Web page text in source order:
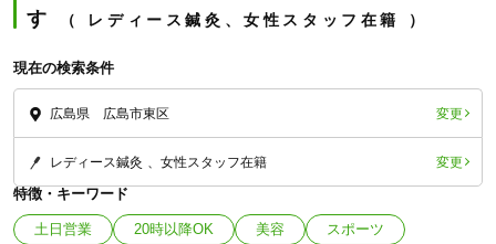
す
レディース鍼灸、女性スタッフ在籍
現在の検索条件
広島県 広島市東区 変更
レディース鍼灸 女性スタッフ在籍 変更
特徴・キーワード
土日営業 20時以降OK 美容
スポーツ
「健康にはりを見た」